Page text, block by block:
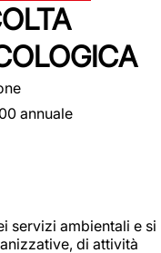
annuale
servizi ambientali e si
di attività